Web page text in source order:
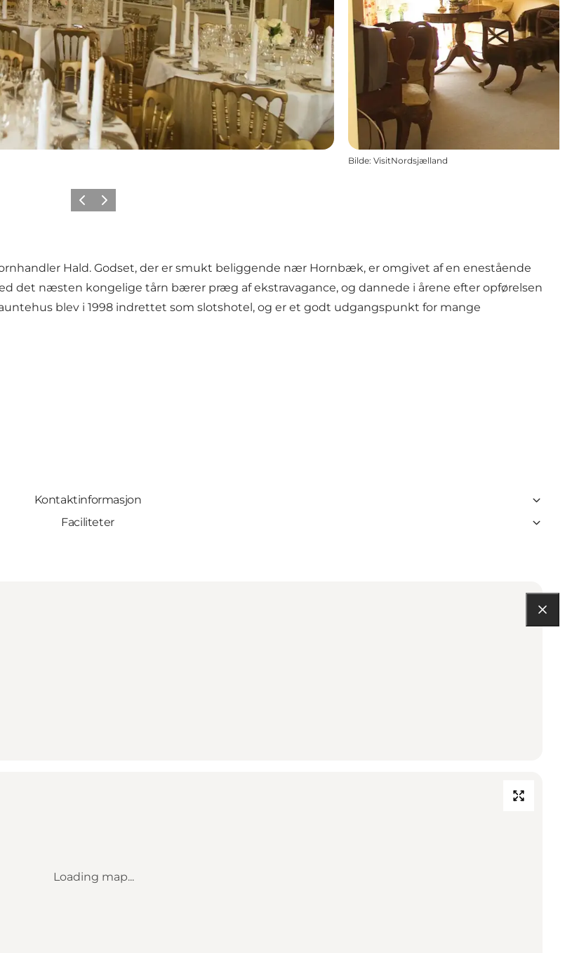
Bilde: VisitNordsjælland
ForrigeNeste
Hald. Godset, der er smukt beliggende nær Hornbæk, er omgivet af en enestående
det næsten kongelige tårn bærer præg af ekstravagance, og dannede i årene efter opførelsen
blev i 1998 indrettet som slotshotel, og er et godt udgangspunkt for mange
Kontaktinformasjon
Faciliteter
Loading map...